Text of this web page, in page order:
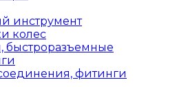
инструмент
колес
быстроразъемные
фитинги